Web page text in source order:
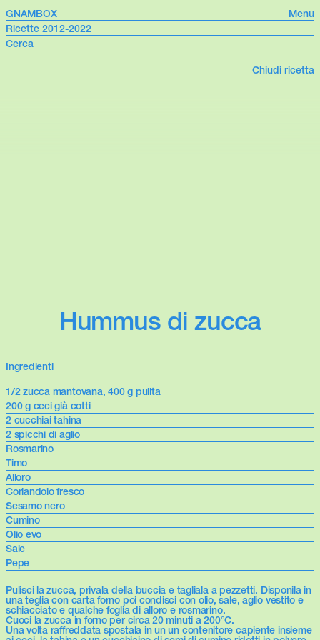
GNAMBOX
Menu
Ricette 2012-2022
Chiudi ricetta
Hummus di zucca
Ingredienti
1/2 zucca mantovana, 400 g pulita
200 g ceci già cotti
2 cucchiai tahina
2 spicchi di aglio
Rosmarino
Timo
Alloro
Coriandolo fresco
Sesamo nero
Cumino
Olio evo
Sale
Pepe
Pulisci la zucca, privala della buccia e tagliala a pezzetti. Disponila in
una teglia con carta forno poi condisci con olio, sale, aglio vestito e
schiacciato e qualche foglia di alloro e rosmarino.
Cuoci la zucca in forno per circa 20 minuti a 200°C.
Una volta raffreddata spostala in un un contenitore capiente insieme